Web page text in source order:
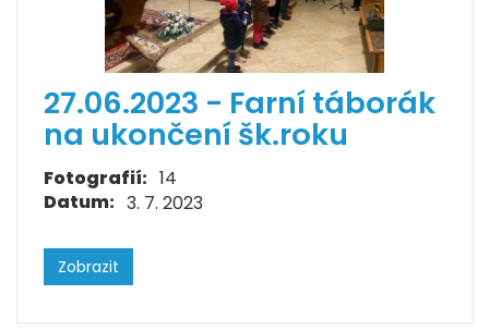
27.06.2023 - Farní táborák
na ukončení šk.roku
Fotografií: 14
Datum: 3. 7. 2023
Zobrazit